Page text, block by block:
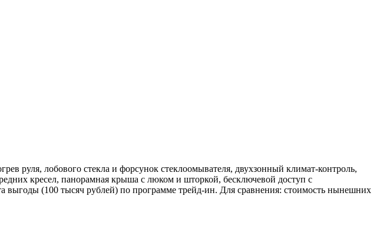
руля, лобового стекла и форсунок стеклоомывателя, двухзонный климат-контроль,
кресел, панорамная крыша с люком и шторкой, бесключевой доступ с
(100 тысяч рублей) по программе трейд-ин. Для сравнения: стоимость нынешних